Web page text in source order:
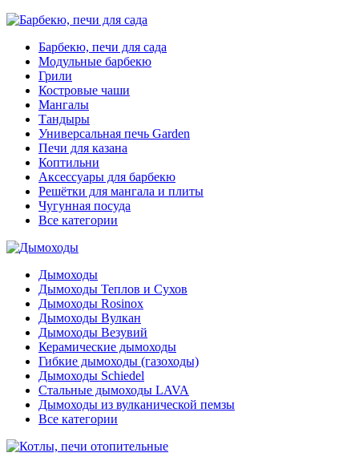
Барбекю, печи для сада
Модульные барбекю
Грили
Костровые чаши
Мангалы
Тандыры
Универсальная печь Garden
Печи для казана
Коптильни
Аксессуары для барбекю
Решётки для мангала и плиты
Чугунная посуда
Все категории
Дымоходы
Дымоходы Теплов и Сухов
Дымоходы Rosinox
Дымоходы Вулкан
Дымоходы Везувий
Керамические дымоходы
Гибкие дымоходы (газоходы)
Дымоходы Schiedel
Стальные дымоходы LAVA
Дымоходы из вулканической пемзы
Все категории